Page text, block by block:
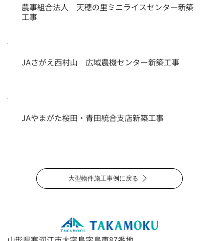
農事組合法人 天穂の里ミニライスセンター新築
工事
JAさがえ西村山 広域農機センター新築工事
JAやまがた桜田・青田統合支店新築工事
大型物件施工事例に戻る